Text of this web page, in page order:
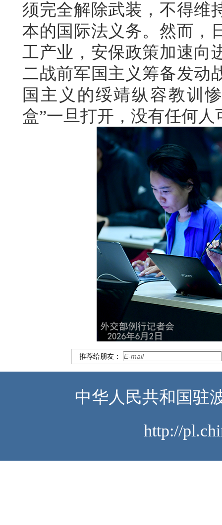
须完全解除武装，不得维
本的国际法义务。然而，
工产业，安保政策加速向
二战前军国主义筹备发动
国主义的绥靖纵容教训
盒”一旦打开，没有任何
推荐给朋友：
中华人民共和国驻
http://